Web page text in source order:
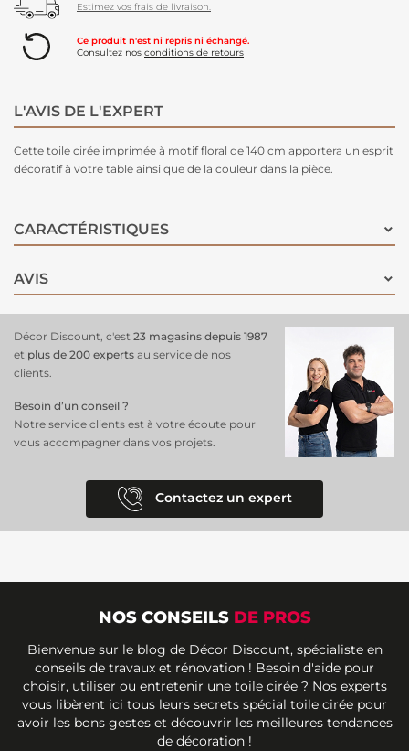
Estimez vos frais de livraison.
Ce produit n'est ni repris ni échangé.
Consultez nos conditions de retours
L'AVIS DE L'EXPERT
Cette toile cirée imprimée à motif floral de 140 cm apportera un esprit
décoratif à votre table ainsi que de la couleur dans la pièce.
CARACTÉRISTIQUES
AVIS
Décor Discount, c'est 23 magasins depuis 1987
et plus de 200 experts au service de nos
clients.
Besoin d’un conseil ?
Notre service clients est à votre écoute pour
vous accompagner dans vos projets.
Contactez un expert
NOS CONSEILS DE PROS
Bienvenue sur le blog de Décor Discount, spécialiste en
conseils de travaux et rénovation ! Besoin d'aide pour
choisir, utiliser ou entretenir une toile cirée ? Nos experts
vous libèrent ici tous leurs secrets spécial toile cirée pour
avoir les bons gestes et découvrir les meilleures tendances
de décoration !